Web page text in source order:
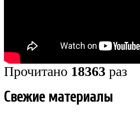
Прочитано 18363 раз
Свежие материалы